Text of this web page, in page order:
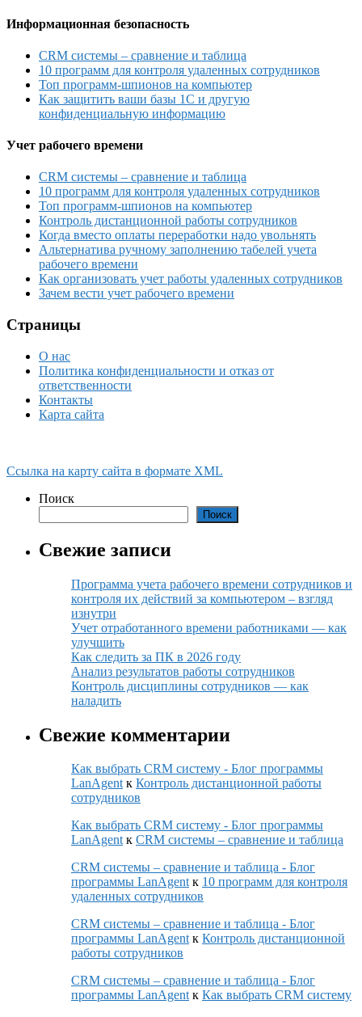
Информационная безопасность
CRM системы – сравнение и таблица
10 программ для контроля удаленных сотрудников
Топ программ-шпионов на компьютер
Как защитить ваши базы 1С и другую
конфиденциальную информацию
Учет рабочего времени
CRM системы – сравнение и таблица
10 программ для контроля удаленных сотрудников
Топ программ-шпионов на компьютер
Контроль дистанционной работы сотрудников
Когда вместо оплаты переработки надо увольнять
Альтернатива ручному заполнению табелей учета
рабочего времени
Как организовать учет работы удаленных сотрудников
Зачем вести учет рабочего времени
Страницы
О нас
Политика конфиденциальности и отказ от
ответственности
Контакты
Карта сайта
Ссылка на карту сайта в формате XML
Поиск
Поиск
Свежие записи
Программа учета рабочего времени сотрудников и
контроля их действий за компьютером – взгляд
изнутри
Учет отработанного времени работниками — как
улучшить
Как следить за ПК в 2026 году
Анализ результатов работы сотрудников
Контроль дисциплины сотрудников — как
наладить
Свежие комментарии
Как выбрать CRM систему - Блог программы
LanAgentк Контроль дистанционной работы
сотрудников
Как выбрать CRM систему - Блог программы
LanAgentк CRM системы – сравнение и таблица
CRM системы – сравнение и таблица - Блог
программы LanAgentк 10 программ для контроля
удаленных сотрудников
CRM системы – сравнение и таблица - Блог
программы LanAgentк Контроль дистанционной
работы сотрудников
CRM системы – сравнение и таблица - Блог
программы LanAgentк Как выбрать CRM систему